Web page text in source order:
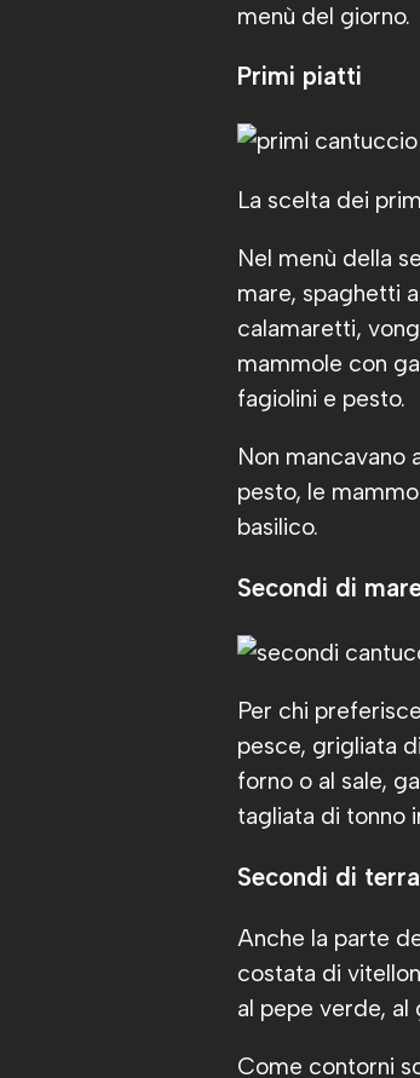
menù del giorno.
Primi piatti
La scelta dei
Nel menù della
mare, spaghetti
calamaretti,
mammole con
fagiolini e pesto.
Non mancavano
pesto, le
basilico.
Secondi di
Per chi
pesce, grigliata
forno o al sale,
tagliata di tonno
Secondi di terra
Anche la parte
costata di
al pepe verde, al
Come contorni